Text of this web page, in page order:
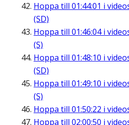
Hoppa till 01:44:01 i
(SD)
Hoppa till 01:46:04i
(S)
Hoppa till 01:48:10 i
(SD)
Hoppa till 01:49:10 i
(S)
Hoppa till 01:50:22 i
Hoppa till 02:00:50 i